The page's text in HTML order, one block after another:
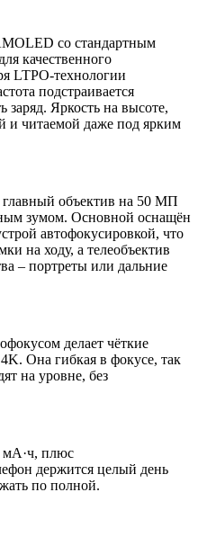
со стандартным
качественного
LTPO-технологии
подстраивается
заряд. Яркость на высоте,
и читаемой даже под ярким
объектив на 50 МП
зумом. Основной оснащён
автофокусировкой, что
на ходу, а телеобъектив
– портреты или дальние
делает чёткие
Она гибкая в фокусе, так
на уровне, без
мА·ч, плюс
держится целый день
по полной.